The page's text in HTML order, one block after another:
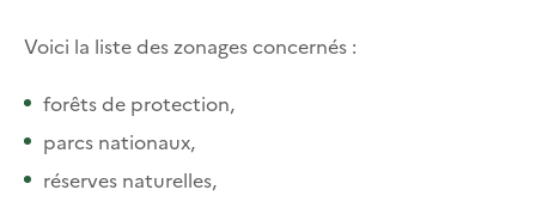
Voici la liste des zonages concernés :
forêts de protection,
parcs nationaux,
réserves naturelles,